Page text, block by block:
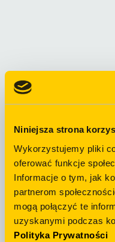
Niniejsza strona
Wykorzystujemy pliki
oferować funkcje
Informacje o tym, jak
partnerom
mogą połączyć te
uzyskanymi podczas
Polityka Prywatności
питання?